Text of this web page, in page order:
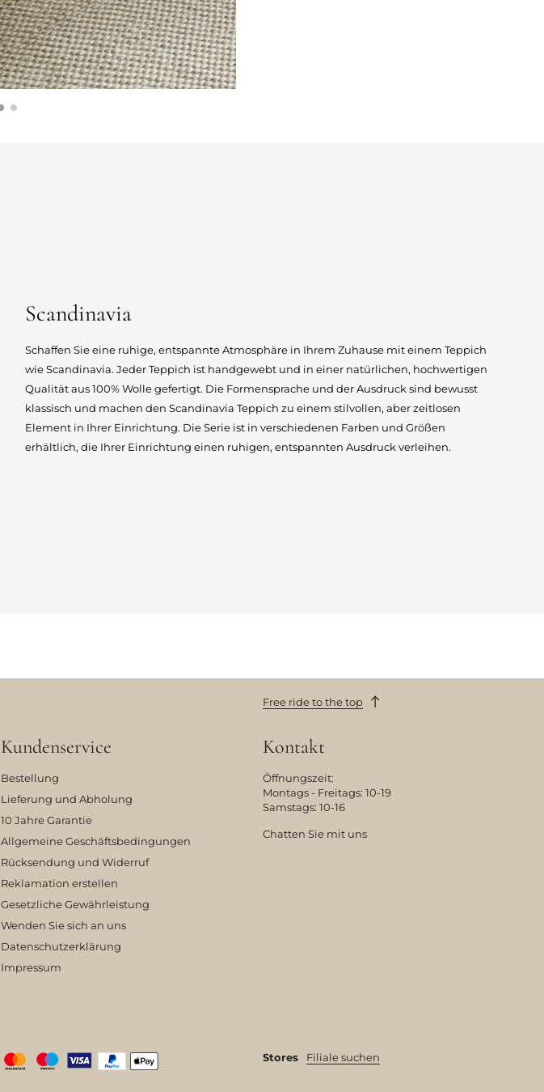
Scandinavia
Schaffen Sie eine ruhige, entspannte Atmosphäre in Ihrem Zuhause mit einem Teppich
wie Scandinavia. Jeder Teppich ist handgewebt und in einer natürlichen, hochwertigen
Qualität aus 100% Wolle gefertigt. Die Formensprache und der Ausdruck sind bewusst
klassisch und machen den Scandinavia Teppich zu einem stilvollen, aber zeitlosen
Element in Ihrer Einrichtung. Die Serie ist in verschiedenen Farben und Größen
erhältlich, die Ihrer Einrichtung einen ruhigen, entspannten Ausdruck verleihen.
Free ride to the top
Kundenservice
Bestellung
Lieferung und Abholung
10 Jahre Garantie
Allgemeine Geschäftsbedingungen
Rücksendung und Widerruf
Reklamation erstellen
Gesetzliche Gewährleistung
Wenden Sie sich an uns
Datenschutzerklärung
Impressum
Kontakt
Öffnungszeit:
Montags - Freitags: 10-19
Samstags: 10-16
Chatten Sie mit uns
Stores Filiale suchen